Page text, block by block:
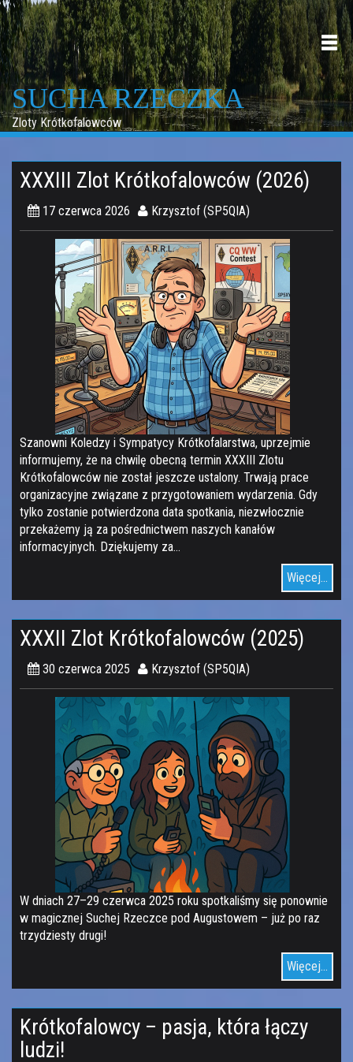
Skip
to
content
SUCHA RZECZKA
Zloty Krótkofalowców
XXXIII Zlot Krótkofalowców (2026)
17 czerwca 2026 Krzysztof (SP5QIA)
Szanowni Koledzy i Sympatycy Krótkofalarstwa, uprzejmie
informujemy, że na chwilę obecną termin XXXIII Zlotu
Krótkofalowców nie został jeszcze ustalony. Trwają prace
organizacyjne związane z przygotowaniem wydarzenia. Gdy
tylko zostanie potwierdzona data spotkania, niezwłocznie
przekażemy ją za pośrednictwem naszych kanałów
informacyjnych. Dziękujemy za…
Więcej...
XXXII Zlot Krótkofalowców (2025)
30 czerwca 2025 Krzysztof (SP5QIA)
W dniach 27–29 czerwca 2025 roku spotkaliśmy się ponownie
w magicznej Suchej Rzeczce pod Augustowem – już po raz
trzydziesty drugi!
Więcej...
Krótkofalowcy – pasja, która łączy
ludzi!